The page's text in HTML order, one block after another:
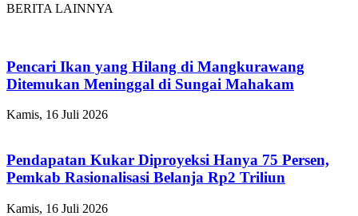
BERITA LAINNYA
Pencari Ikan yang Hilang di Mangkurawang
Ditemukan Meninggal di Sungai Mahakam
Kamis, 16 Juli 2026
Pendapatan Kukar Diproyeksi Hanya 75 Persen,
Pemkab Rasionalisasi Belanja Rp2 Triliun
Kamis, 16 Juli 2026